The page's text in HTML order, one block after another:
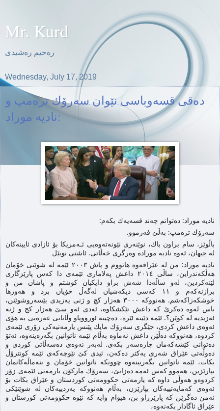
Mr. Kurd
ره‌حیم ره‌شیدی
Wednesday, July 17, 2019
ده‌قی قسه‌وباسی نێوان سه‌رۆك تره‌مپ و
نادیه‌ موراد:
نادیه‌ موراد: ده‌توانم چه‌ند قسه‌یه‌ك بكه‌م:
سه‌رۆك تره‌مپ: به‌ڵێ فه‌رموو.
باڵوێز، سام براون باك، نوێنەری نێونەتەوەیی ئـەمریکا بۆ ئازادی ئایینەكان
لە جیھان، ئه‌وه‌ نادیه‌ موراده‌ وه‌رگری خه‌ڵاتی. ئاشتی نوبێل
نادیه‌ موراد: ‌من له‌ عێراقه‌وه‌ هاتووم و پاش ٢٠٠٣ ئێمه‌ له‌ شوێنی خۆمان
هه‌ڵكه‌ندراین، ساڵی ٢٠١٤ داعش په‌لاماری ئێمه‌ی دا كه‌س پارێزگاری
لێنه‌كردین، له‌و ساڵه‌دا شه‌ش براو دایكیان كوشتم و پاشان من و
براژنه‌كه‌م و ١١ كه‌سی دیكه‌شیان له‌گه‌ڵ خۆیان برد و هه‌ورها
خوشكه‌زاكه‌شم. هه‌نووكه‌ ٣٠٠٠ هه‌زار كچ و ژنی یه‌زیدی بێسه‌روشوێنن،
باس له‌وه‌ ده‌كرێ كه‌ داعش تێكشكاوه‌، ئه‌دی ئه‌و سێ هه‌زار كچ و ژنه‌
ئه‌زیدیه‌ له‌ كوێن؟. ئێمه‌ دێینه‌ ئێره‌، ده‌چینه‌ ئورووپاو وڵاتانی عه‌ره‌بی به‌ هۆی
ئه‌وه‌ی داعش كردی، جێگری سه‌رۆك مایك پێنس یارمه‌تیه‌كی زۆری ئێمه‌ی
كردوه‌، هه‌نووكه‌ ده‌ڵێن داعش نه‌ماوه‌ به‌ڵام ئێمه‌ ناتوانین بگه‌ره‌ینه‌وه‌، ئه‌تۆ
ده‌توانی كێشه‌كه‌مان چاره‌سه‌ر بكه‌ی. له‌به‌ر ئه‌وه‌ی ده‌سه‌ڵاتی كوردی و
ده‌وڵه‌تی عێراق شه‌ری یه‌كتر ده‌كه‌ن، ئیدی كێ نێوچه‌كه‌ی ئێمه كونترۆڵ
بكات‌، ئێمه‌ ناتوانین بگه‌ریینه‌وه‌ چوونكه‌ ناتوانین خۆمان و بنه‌ماڵه‌كانمان
بپارێزین، هه‌موو كه‌س ئه‌مه‌ ده‌زانێ، سه‌رۆك ماركۆن یارمه‌تی ئێمه‌ی زۆر
كردوه‌و هه‌وڵی داوه‌ كه‌ یارمه‌تی حكوومه‌تی كوردستان و عێراق بكات بۆ
ئه‌وه‌ی كه‌مایه‌تییه‌كان بپارێزن، به‌ڵام هه‌نووكه‌ یه‌زدییه‌كان له‌ شوێنێكی
ئه‌من ده‌گرێن كه‌ پارێزراو بن، هیوام وایه‌ كه‌ ئێوه‌ حكوومه‌تی كورستان و
عێراق ئاگادار بكه‌نه‌وه،